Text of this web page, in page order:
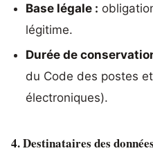
Base légale :
légitime.
Durée de
du Code des postes
électroniques).
4. Destinataires des données